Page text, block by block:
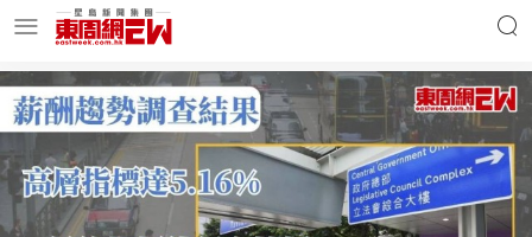
明星名人 時事財經
東周Ladies 優享生活